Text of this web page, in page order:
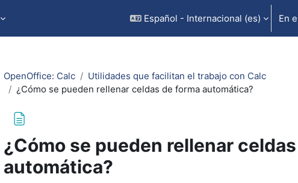
Español - Internacional ‎(es)‎ En
OpenOffice: Calc
Utilidades que facilitan el trabajo con Calc
¿Cómo se pueden rellenar celdas de forma automática?
¿Cómo se pueden rellenar
automática?